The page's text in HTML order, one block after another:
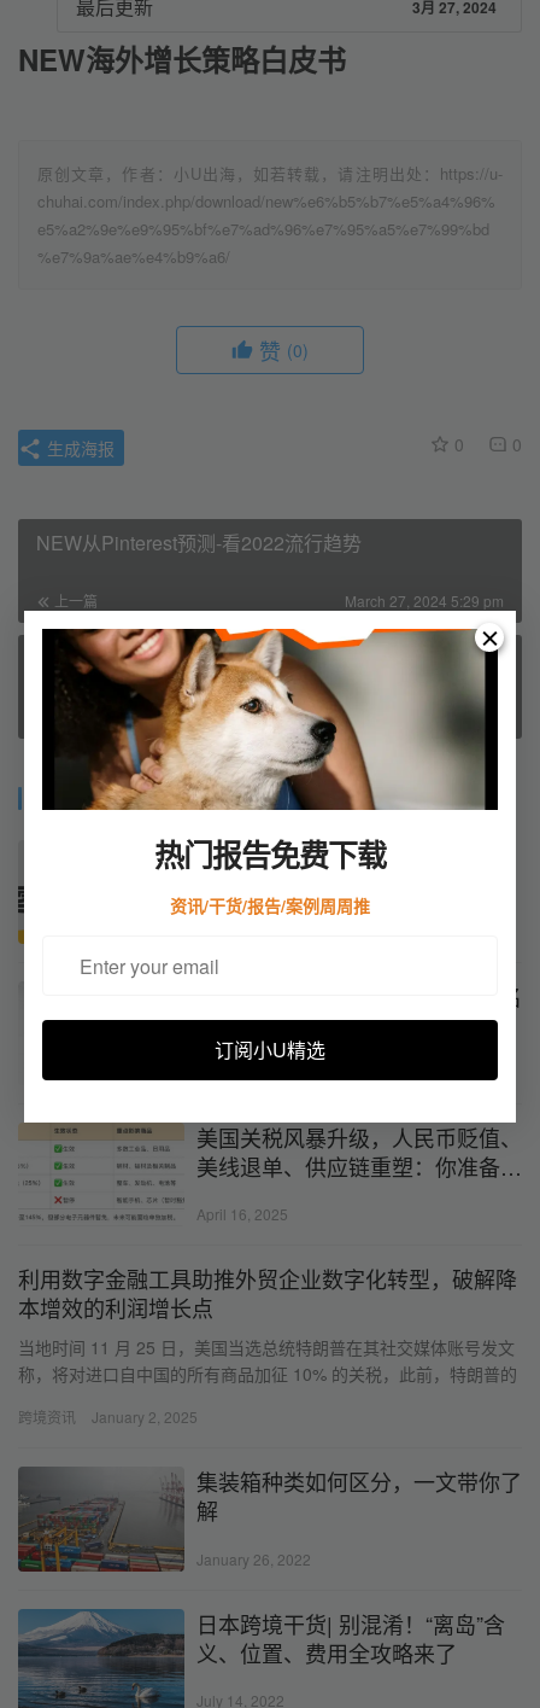
热门报告免费下载
资讯/干货/报告/案例周周推
订阅小U精选
最后更新 3月 27, 2024
NEW海外增长策略白皮书
原创文章，作者：小U出海，如若转载，请注明出处：https://u-
chuhai.com/index.php/download/new%e6%b5%b7%e5%a4%96%
e5%a2%9e%e9%95%bf%e7%ad%96%e7%95%a5%e7%99%bd
%e7%9a%ae%e4%b9%a6/
赞 (0)
0 0
生成海报
NEW从Pinterest预测-看2022流行趋势
上一篇 March 27, 2024 5:29 pm
ON-PAGE-SEO完整教程-若凡SEO公众号
下一篇
March 27, 2024 5:31 pm
相关推荐
3000万次观看！TikTok万能零食
建议收藏：跨境人必看的制裁国名
单
美国关税风暴升级，人民币贬值、
美线退单、供应链重塑：你准备好
April 16, 2025
利用数字金融工具助推外贸企业数字化转型，破解降
本增效的利润增长点
当地时间 11 月 25 日，美国当选总统特朗普在其社交媒体账号发文
称，将对进口自中国的所有商品加征 10% 的关税，此前，特朗普的
跨境资讯 January 2, 2025
集装箱种类如何区分，一文带你了
解
January 26, 2022
日本跨境干货| 别混淆！“离岛”含
义、位置、费用全攻略来了
July 14, 2022